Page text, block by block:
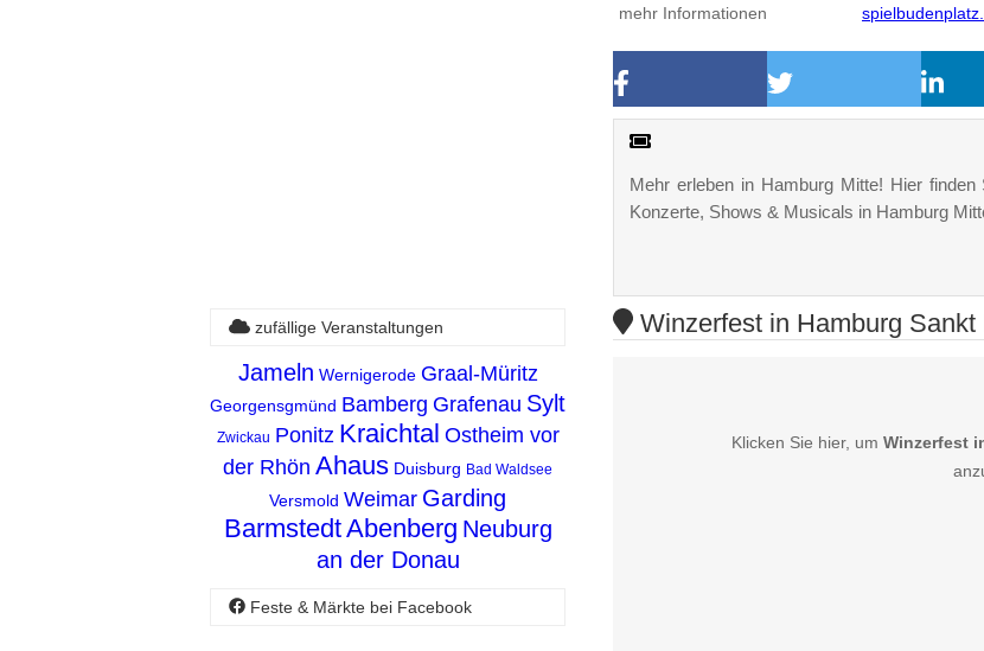
mehr Informationen
Mehr erleben in Hamburg Mitte! Hier
Konzerte, Shows & Musicals in Hamburg
Winzerfest in Hamburg Sankt
Klicken Sie hier, um Winzerfest
zufällige Veranstaltungen
Jameln Wernigerode Graal-Müritz
Georgensgmünd Bamberg Grafenau Sylt
Zwickau Ponitz Kraichtal Ostheim vor
der Rhön Ahaus Duisburg Bad Waldsee
Versmold Weimar Garding
BarmstedtAbenberg Neuburg
an der Donau
Feste & Märkte bei Facebook